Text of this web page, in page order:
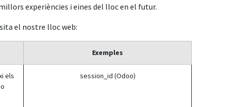
experiències i eines del lloc en el futur.
el nostre lloc web:
Exemples
els
session_id (Odoo)